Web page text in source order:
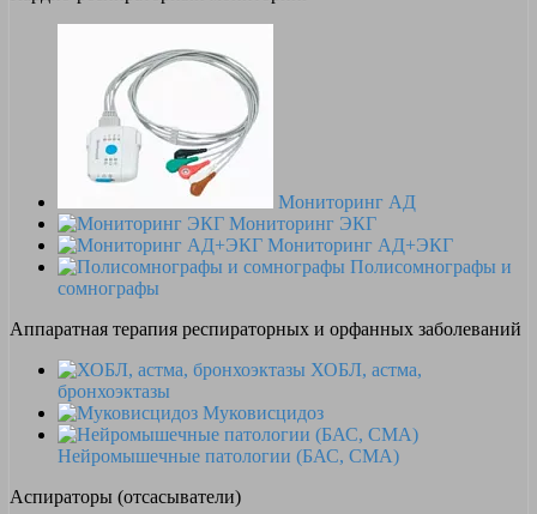
Мониторинг АД
Мониторинг ЭКГ
Мониторинг АД+ЭКГ
Полисомнографы и
сомнографы
Аппаратная терапия респираторных и орфанных заболеваний
ХОБЛ, астма,
бронхоэктазы
Муковисцидоз
Нейромышечные патологии (БАС, СМА)
Аспираторы (отсасыватели)